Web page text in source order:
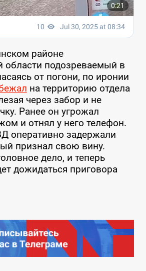
районе
области подозреваемый в
от погони, по иронии
на территорию отдела
через забор и не
Ранее он угрожал
и отнял у него телефон.
оперативно задержали
признал свою вину.
дело, и теперь
дожидаться приговора